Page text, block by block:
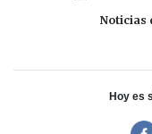
Noticias
Hoy es